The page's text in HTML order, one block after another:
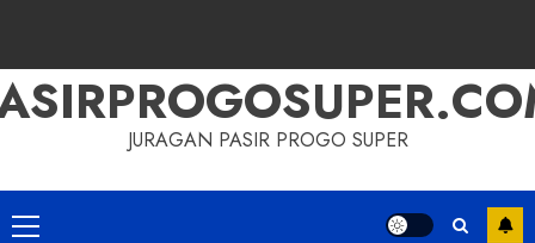
JURAGAN PASIR PROGO SUPER
Primary